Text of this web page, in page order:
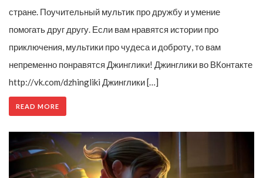
стране. Поучительный мультик про дружбу и умение
помогать друг другу. Если вам нравятся истории про
приключения, мультики про чудеса и доброту, то вам
непременно понравятся Джинглики! Джинглики во ВКонтакте
http://vk.com/dzhingliki Джинглики […]
READ MORE